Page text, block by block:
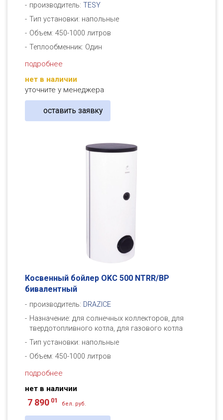
производитель: TESY
Тип установки: напольные
Объем: 450-1000 литров
Теплообменник: Один
подробнее
нет в наличии
уточните у менеджера
оставить заявку
Косвенный бойлер OKC 500 NTRR/BP
бивалентный
производитель: DRAZICE
Назначение: для солнечных коллекторов, для
твердотопливного котла, для газового котла
Тип установки: напольные
Объем: 450-1000 литров
подробнее
нет в наличии
7 890 01 бел. руб.